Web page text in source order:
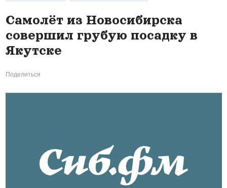
Самолёт из Новосибирска
совершил грубую посадку в
Якутске
Поделиться